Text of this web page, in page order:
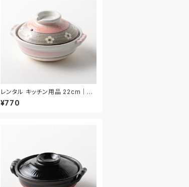
レンタル キッチン用品 22cm｜KI
W025
¥770